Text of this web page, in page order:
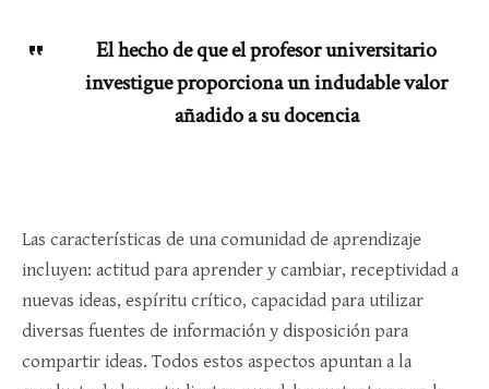
El hecho de que el profesor universitario
investigue proporciona un indudable valor
añadido a su docencia
Las características de una comunidad de aprendizaje
incluyen: actitud para aprender y cambiar, receptividad a
nuevas ideas, espíritu crítico, capacidad para utilizar
diversas fuentes de información y disposición para
compartir ideas. Todos estos aspectos apuntan a la